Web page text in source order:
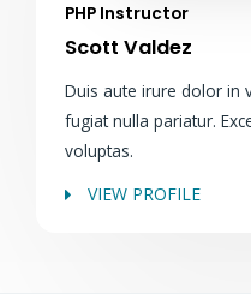
PHP Instructor
Scott Valdez
Duis aute irure dolor in
fugiat nulla pariatur.
voluptas.
VIEW PROFILE